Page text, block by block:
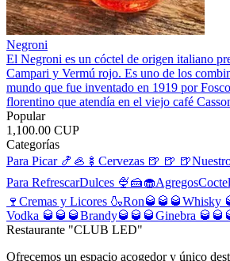
Negroni
El Negroni es un cóctel de origen italiano
Campari y Vermú rojo. Es uno de los
mundo que fue inventado en 1919 por
florentino que atendía en el viejo café
Popular
1,100.00 CUP
Categorías
Para Picar 🍤🦪🍢 Cervezas 🍺 🍺 🍺
Para RefrescarDulces 🍨🍰🧁Agregos
🍷 Cremas y Licores 🍶Ron🥃🥃🥃Whisky
Vodka 🥃🥃🥃Brandy🥃🥃🥃Ginebra
Restaurante "CLUB LED"
Ofrecemos un espacio acogedor y único